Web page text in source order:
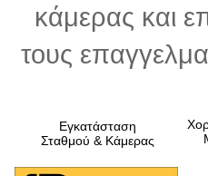
κάμερας και
τους
Εγκατάσταση
Σταθμού & Κάμερας